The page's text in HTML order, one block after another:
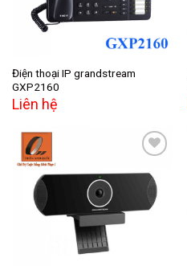
Điện thoại IP grandstream
GXP2160
Liên hệ
Add to
wishlist